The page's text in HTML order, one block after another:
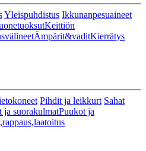
Yleispuhdistus Ikkunanpesuaineet
Keittiön
Ämpärit&vaditKierrätys
Pihdit ja leikkurt Sahat
ja suorakulmatPuukot ja